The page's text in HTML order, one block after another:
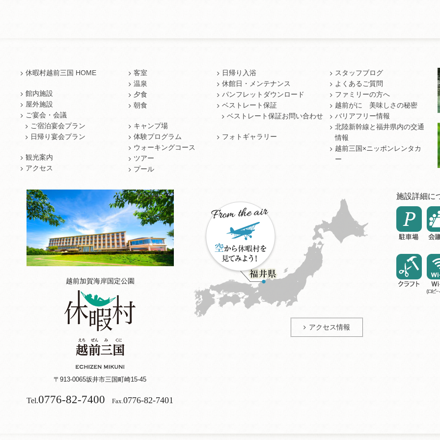
休暇村越前三国 HOME
館内施設
屋外施設
ご宴会・会議
ご宿泊宴会プラン
日帰り宴会プラン
観光案内
アクセス
客室
温泉
夕食
朝食
キャンプ場
体験プログラム
ウォーキングコース
ツアー
プール
日帰り入浴
休館日・メンテナンス
パンフレットダウンロード
ベストレート保証
ベストレート保証お問い合わせ
フォトギャラリー
スタッフブログ
よくあるご質問
ファミリーの方へ
越前がに 美味しさの秘密
バリアフリー情報
北陸新幹線と福井県内の交通
情報
越前三国×ニッポンレンタカ
ー
越前加賀海岸国定公園
〒913-0065坂井市三国町崎15-45
Tel.0776-82-7400 Fax. 0776-82-7401
アクセス情報
施設詳細に